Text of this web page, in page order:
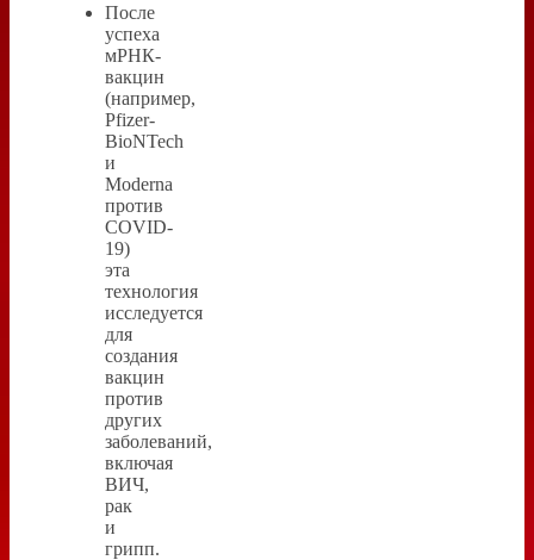
После
успеха
мРНК-
вакцин
(например,
Pfizer-
BioNTech
и
Moderna
против
COVID-
19)
эта
технология
исследуется
для
создания
вакцин
против
других
заболеваний,
включая
ВИЧ,
рак
и
грипп.